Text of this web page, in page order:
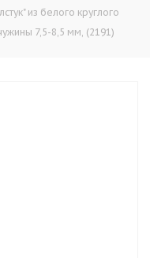
из белого круглого
7,5-8,5 мм, (2191)